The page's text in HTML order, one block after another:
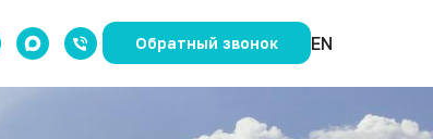
Обратный звонок EN